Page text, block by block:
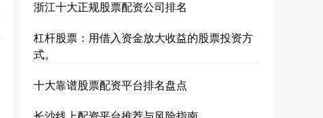
浙江十大正规股票配资公司排名
杠杆股票：用借入资金放大收益的股票投资方
式。
十大靠谱股票配资平台排名盘点